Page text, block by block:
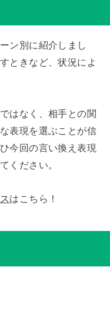
ン別に紹介しまし
ときなど、状況によ
はなく、相手との関
表現を選ぶことが信
今回の言い換え表現
ください。
はこちら！